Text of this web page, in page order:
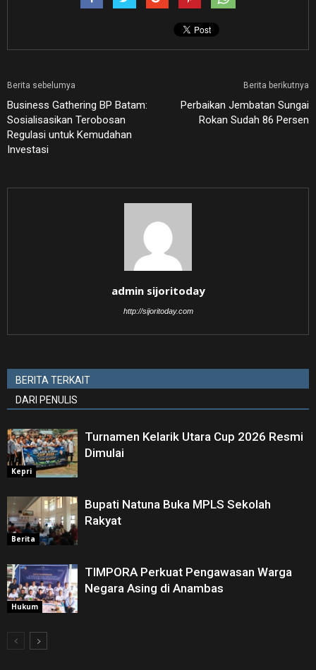
Berita sebelumya
Business Gathering BP Batam:
Sosialisasikan Terobosan
Regulasi untuk Kemudahan
Investasi
Berita berikutnya
Perbaikan Jembatan Sungai
Rokan Sudah 86 Persen
admin sijoritoday
http://sijoritoday.com
BERITA TERKAIT
DARI PENULIS
Kepri
Turnamen Kelarik Utara Cup 2026 Resmi
Dimulai
Berita
Bupati Natuna Buka MPLS Sekolah
Rakyat
Hukum
TIMPORA Perkuat Pengawasan Warga
Negara Asing di Anambas ‎